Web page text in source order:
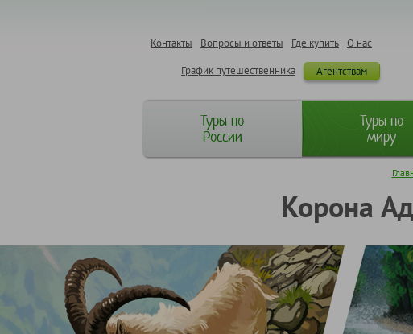
О нас
Где купить
Вопросы и ответы
Контакты
Агентствам
График путешественника
Туры по
России
Туры по
миру
Корона